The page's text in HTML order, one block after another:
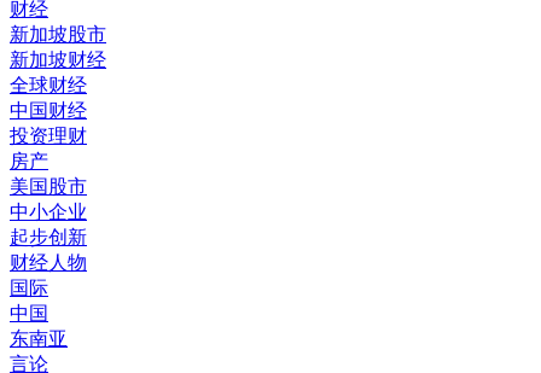
财经
新加坡股市
新加坡财经
全球财经
中国财经
投资理财
房产
美国股市
中小企业
起步创新
财经人物
国际
中国
东南亚
言论